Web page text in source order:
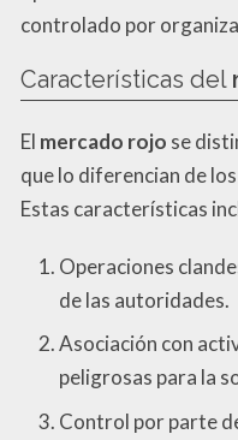
controlado por
Características del
El mercado rojo se
que lo diferencian de
Estas características
Operaciones
de las autoridades.
Asociación con
peligrosas para la
Control por parte